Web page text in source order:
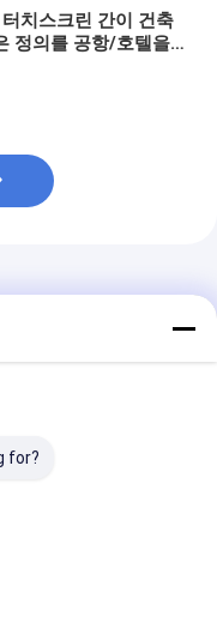
치스크린 간이 건축
정의를 공항/호텔을
for?